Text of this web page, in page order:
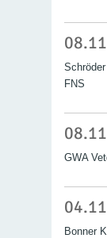
FNS
GWA
Bonner